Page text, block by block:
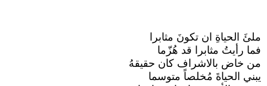
ملئَ الحياةِ ان تكونَ مثابرا
فما رأيتُ مثابرا قد هُزّما
من خاض بالاشراف كان حقيقهُ
يبني الحياةَ مُخلصاً متوسما